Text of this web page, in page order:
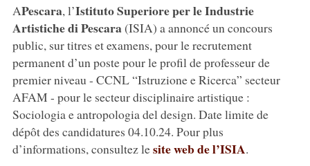
APescara, l’Istituto Superiore per le Industrie
Artistiche di Pescara(ISIA) a annoncé un concours
public, sur titres et examens, pour le recrutement
permanent d’un poste pour le profil de professeur de
premier niveau - CCNL “Istruzione e Ricerca” secteur
AFAM - pour le secteur disciplinaire artistique :
Sociologia e antropologia del design. Date limite de
dépôt des candidatures 04.10.24. Pour plus
d’informations, consultez lesite web de l’ISIA.